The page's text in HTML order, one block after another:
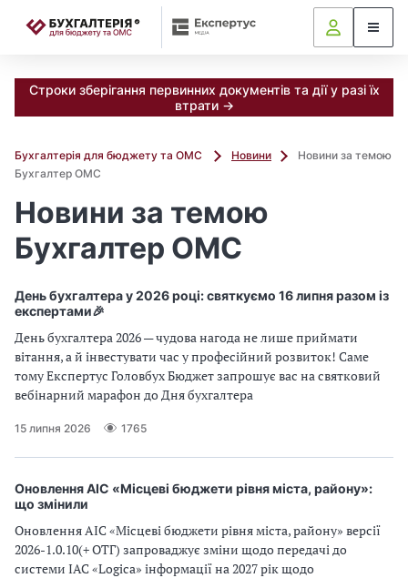
Строки зберігання первинних документів та дії у разі їх
втрати →
Бухгалтерія для бюджету та ОМС Новини
Новини за темою
Бухгалтер ОМС
Новини за темою
Бухгалтер ОМС
День бухгалтера у 2026 році: святкуємо 16 липня разом із
експертами🎉
День бухгалтера 2026 — чудова нагода не лише приймати
вітання, а й інвестувати час у професійний розвиток! Саме
тому Експертус Головбух Бюджет запрошує вас на святковий
вебінарний марафон до Дня бухгалтера
15 липня 2026 1765
Оновлення АІС «Місцеві бюджети рівня міста, району»:
що змінили
Оновлення АІС «Місцеві бюджети рівня міста, району» версії
2026-1.0.10(+ ОТГ) запроваджує зміни щодо передачі до
системи ІАС «Logica» інформації на 2027 рік щодо